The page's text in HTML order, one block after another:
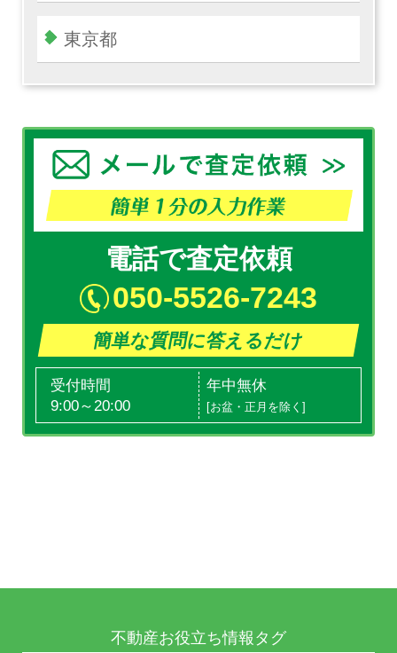
東京都
電話で査定依頼
050-5526-7243
簡単な質問に答えるだけ
受付時間
9:00～20:00
年中無休
[お盆・正月を除く]
不動産お役立ち情報タグ